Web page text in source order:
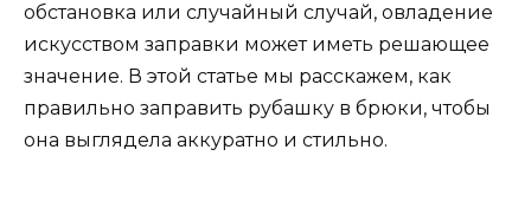
обстановка или случайный случай, овладение
искусством заправки может иметь решающее
значение. В этой статье мы расскажем, как
правильно заправить рубашку в брюки, чтобы
она выглядела аккуратно и стильно.